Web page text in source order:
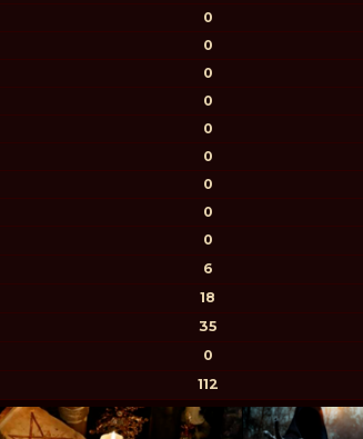
0
0
0
0
0
0
0
0
0
6
18
35
0
112